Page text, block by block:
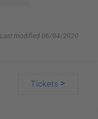
Last modified 06/04/2020
Tickets>